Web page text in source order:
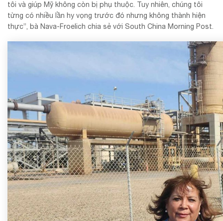
tôi và giúp Mỹ không còn bị phụ thuộc. Tuy nhiên, chúng tôi
từng có nhiều lần hy vọng trước đó nhưng không thành hiện
thực”, bà Nava-Froelich chia sẻ với South China Morning Post.